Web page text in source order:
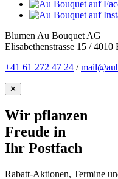
Blumen Au Bouquet AG
Elisabethenstrasse 15 / 4010
+41 61 272 47 24 /
✕
Wir pflanzen
Freude in
Ihr Postfach
Rabatt-Aktionen, Termine